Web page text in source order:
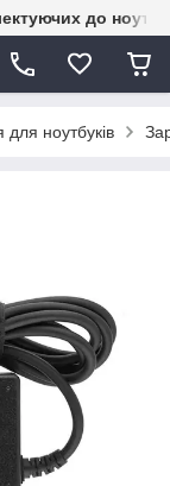
до
ноутбуків